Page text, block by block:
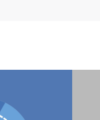
依據，此記錄為內部應
字呈現，除供內部研究
明文字，但不涉及特定個